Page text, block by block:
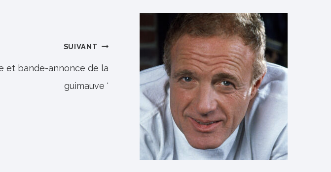
SUIVANT
et bande-annonce de la
guimauve '